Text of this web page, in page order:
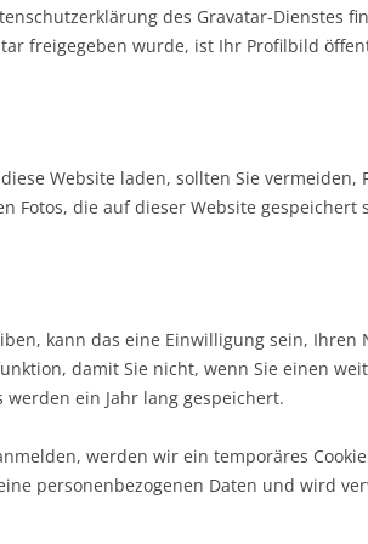
des Gravatar-Dienstes
freigegeben wurde, ist Ihr Profilbild
Website laden, sollten Sie vermeiden,
Fotos, die auf dieser Website
kann das eine Einwilligung sein, Ihren
damit Sie nicht, wenn Sie einen
ein Jahr lang gespeichert.
werden wir ein temporäres
personenbezogenen Daten und wird